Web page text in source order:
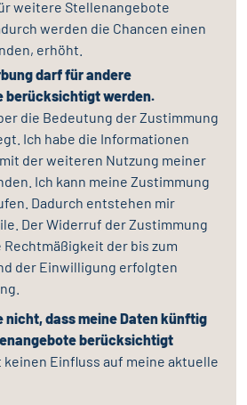
weitere Stellenangebote
werden die Chancen einen
erhöht.
darf für andere
berücksichtigt werden.
die Bedeutung der Zustimmung
Ich habe die Informationen
der weiteren Nutzung meiner
Ich kann meine Zustimmung
Dadurch entstehen mir
Der Widerruf der Zustimmung
der bis zum
der Einwilligung erfolgten
nicht, dass meine Daten künftig
berücksichtigt
keinen Einfluss auf meine aktuelle